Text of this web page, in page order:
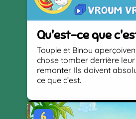
Qu'est-ce que
Toupie et Binou
chose tomber derrière leur
remonter. Ils doivent
ce que c’est.